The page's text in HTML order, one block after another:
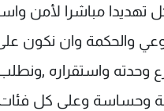
مباشرا لأمن
والحكمة وان نكون
وحدته واستقراره
وحساسة وعلى كل